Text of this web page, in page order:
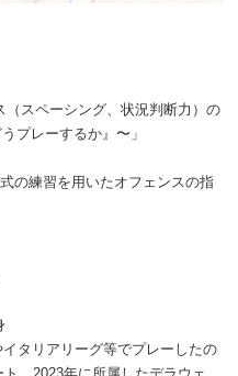
スペーシング、状況判断力）の
プレーするか』〜」
の練習を用いたオフェンスの指
タリアリーグ等でプレーしたの